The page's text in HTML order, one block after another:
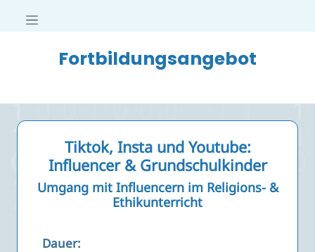
Fortbildungsangebot
Tiktok, Insta und Youtube:
Influencer & Grundschulkinder
Umgang mit Influencern im Religions- &
Ethikunterricht
Dauer: